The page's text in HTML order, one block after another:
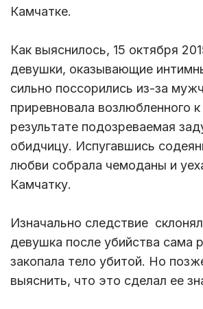
Камчатке.
Как выяснилось, 15 октября
девушки, оказывающие
сильно поссорились из-за
приревновала возлюбленного
результате подозреваемая
обидчицу. Испугавшись
любви собрала чемоданы и
Камчатку.
Изначально следствие
девушка после убийства сама
закопала тело убитой. Но
выяснить, что это сделал ее